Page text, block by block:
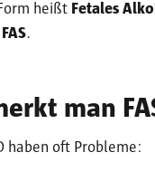
heißt Fetales
FAS.
man
haben oft Probleme: